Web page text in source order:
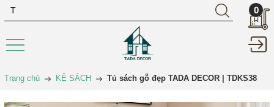
0
Trang chủ KỆ SÁCH Tủ sách gỗ đẹp TADA DECOR | TDKS38